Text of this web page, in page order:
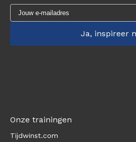
Onze trainingen
Tijdwinst.com